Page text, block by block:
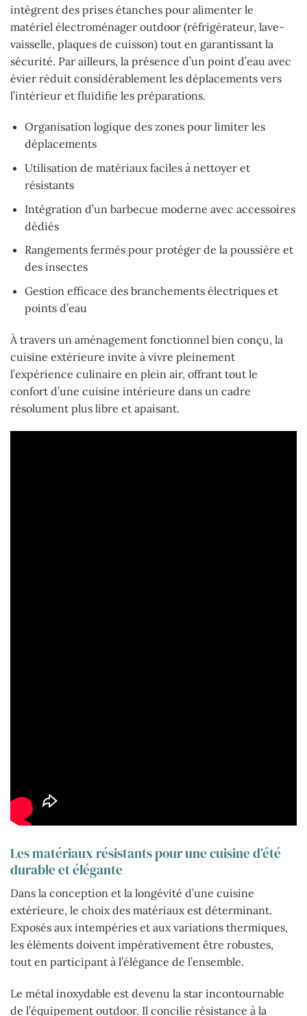
intègrent des prises étanches pour alimenter le
matériel électroménager outdoor (réfrigérateur, lave-
vaisselle, plaques de cuisson) tout en garantissant la
sécurité. Par ailleurs, la présence d’un point d’eau avec
évier réduit considérablement les déplacements vers
l’intérieur et fluidifie les préparations.
Organisation logique des zones pour limiter les
déplacements
Utilisation de matériaux faciles à nettoyer et
résistants
Intégration d’un barbecue moderne avec accessoires
dédiés
Rangements fermés pour protéger de la poussière et
des insectes
Gestion efficace des branchements électriques et
points d’eau
À travers un aménagement fonctionnel bien conçu, la
cuisine extérieure invite à vivre pleinement
l’expérience culinaire en plein air, offrant tout le
confort d’une cuisine intérieure dans un cadre
résolument plus libre et apaisant.
Les matériaux résistants pour une cuisine d’été
durable et élégante
Dans la conception et la longévité d’une cuisine
extérieure, le choix des matériaux est déterminant.
Exposés aux intempéries et aux variations thermiques,
les éléments doivent impérativement être robustes,
tout en participant à l’élégance de l’ensemble.
Le métal inoxydable est devenu la star incontournable
de l’équipement outdoor. Il concilie résistance à la